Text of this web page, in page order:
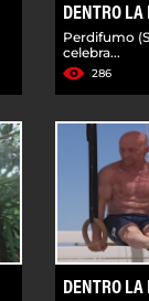
DENTRO
Perdifumo
celebra...
286
DENTRO